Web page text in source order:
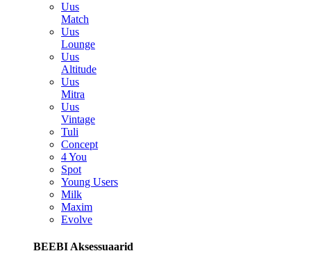
Uus
Match
Uus
Lounge
Uus
Altitude
Uus
Mitra
Uus
Vintage
Tuli
Concept
4 You
Spot
Young Users
Milk
Maxim
Evolve
BEEBI Aksessuaarid